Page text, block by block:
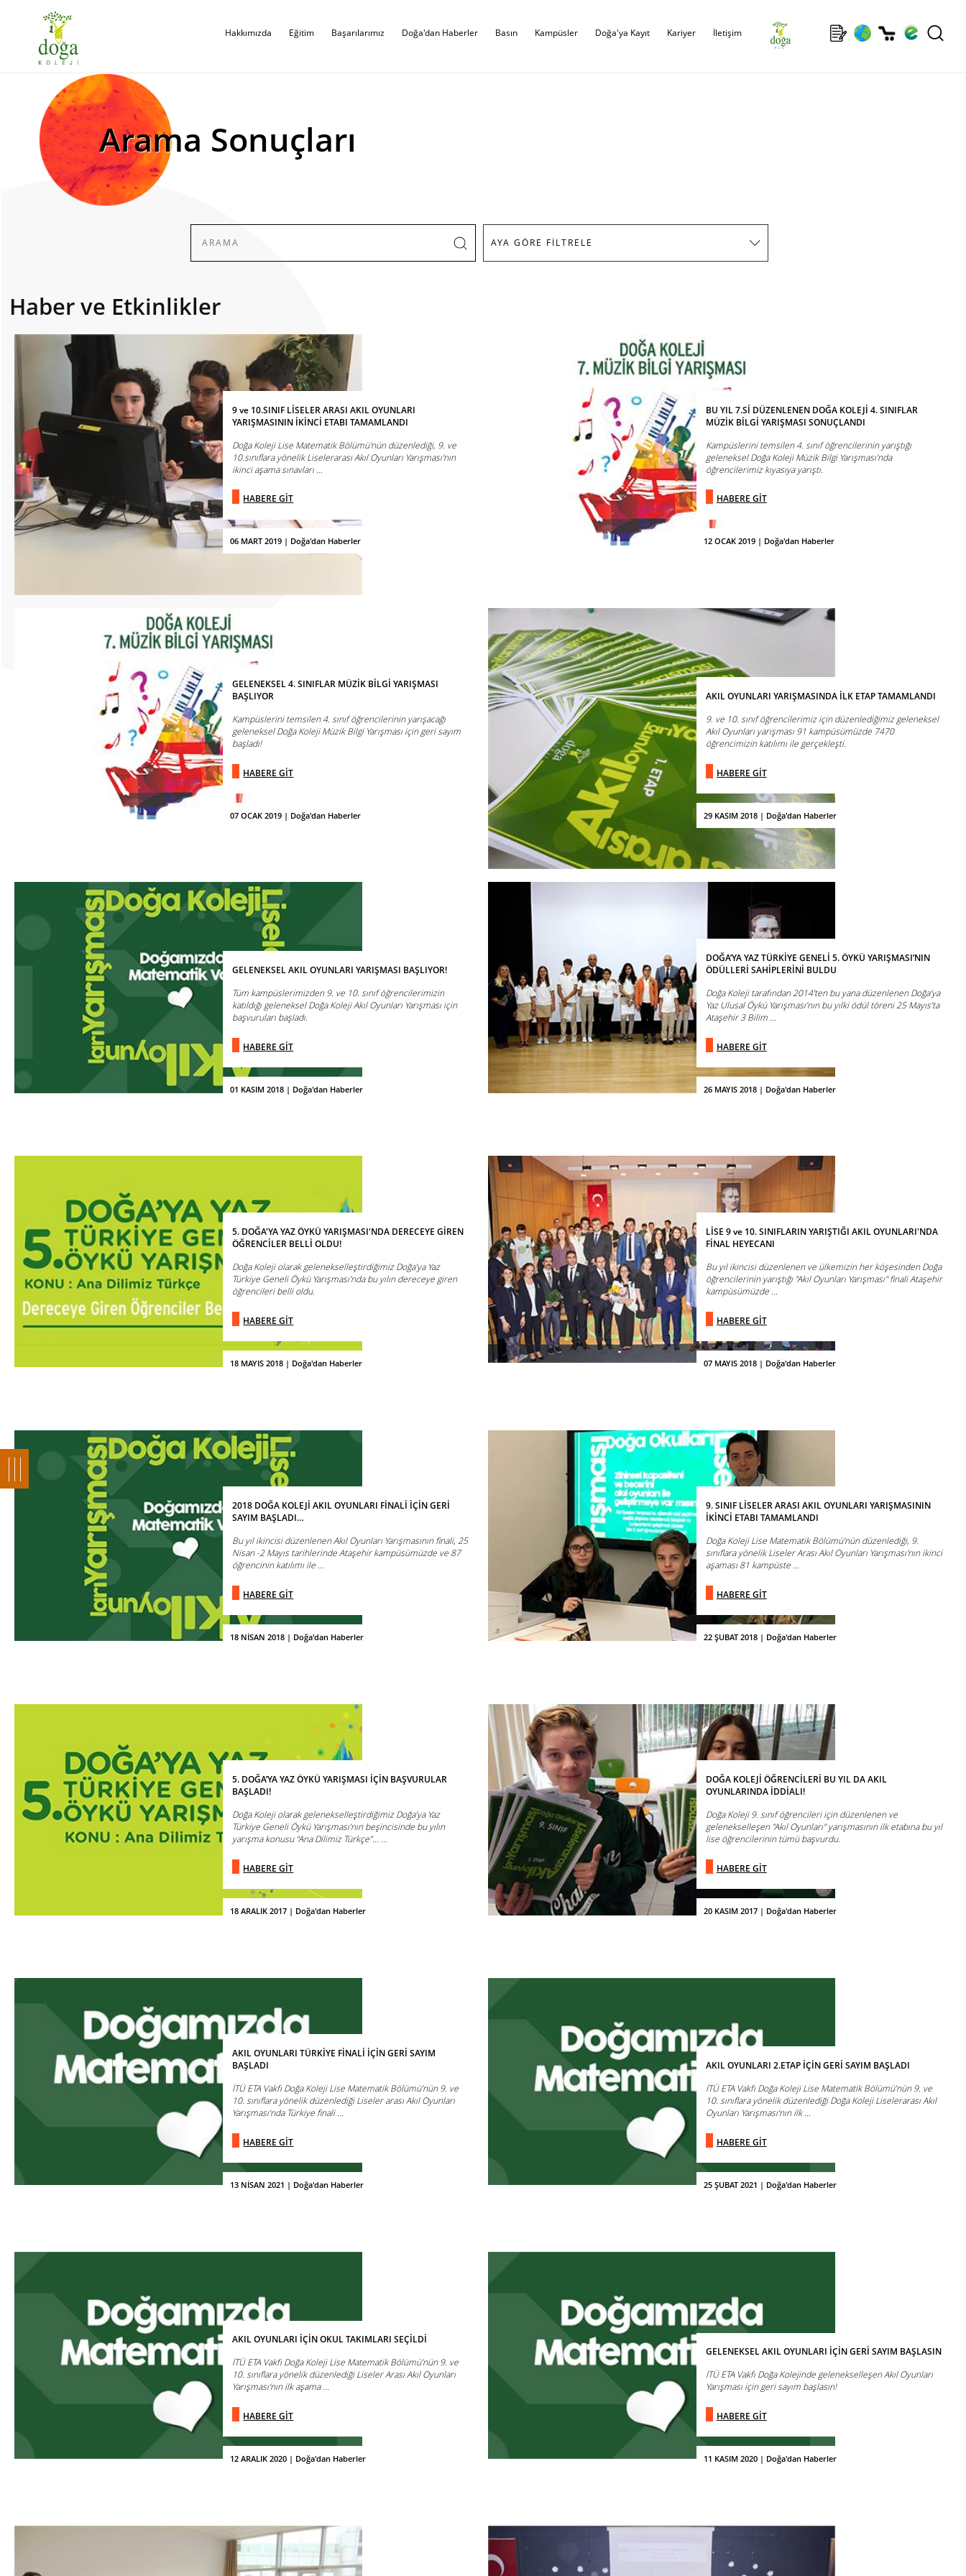
Hakkımızda Eğitim Başarılarımız Doğa'dan Haberler Basın Kampüsler Doğa'ya Kayıt Kariyer İletişim
Arama Sonuçları
Haber ve Etkinlikler
06 MART 2019 | Doğa'dan Haberler
9 ve 10.SINIF LİSELER ARASI AKIL OYUNLARI
YARIŞMASININ İKİNCİ ETABI TAMAMLANDI
Doğa Koleji Lise Matematik Bölümü'nün düzenlediği, 9. ve
10.sınıflara yönelik Liselerarası Akıl Oyunları Yarışması'nın
ikinci aşama sınavları ...
HABERE GİT
12 OCAK 2019 | Doğa'dan Haberler
BU YIL 7.Sİ DÜZENLENEN DOĞA KOLEJİ 4. SINIFLAR
MÜZİK BİLGİ YARIŞMASI SONUÇLANDI
Kampüslerini temsilen 4. sınıf öğrencilerinin yarıştığı
geleneksel Doğa Koleji Müzik Bilgi Yarışması'nda
öğrencilerimiz kıyasıya yarıştı.
HABERE GİT
07 OCAK 2019 | Doğa'dan Haberler
GELENEKSEL 4. SINIFLAR MÜZİK BİLGİ YARIŞMASI
BAŞLIYOR
Kampüslerini temsilen 4. sınıf öğrencilerinin yarışacağı
geleneksel Doğa Koleji Müzik Bilgi Yarışması için geri sayım
başladı!
HABERE GİT
29 KASIM 2018 | Doğa'dan Haberler
AKIL OYUNLARI YARIŞMASINDA İLK ETAP TAMAMLANDI
9. ve 10. sınıf öğrencilerimiz için düzenlediğimiz geleneksel
Akıl Oyunları yarışması 91 kampüsümüzde 7470
öğrencimizin katılımı ile gerçekleşti.
HABERE GİT
01 KASIM 2018 | Doğa'dan Haberler
GELENEKSEL AKIL OYUNLARI YARIŞMASI BAŞLIYOR!
Tüm kampüslerimizden 9. ve 10. sınıf öğrencilerimizin
katıldığı geleneksel Doğa Koleji Akıl Oyunları Yarışması için
başvuruları başladı.
HABERE GİT
26 MAYIS 2018 | Doğa'dan Haberler
DOĞA’YA YAZ TÜRKİYE GENELİ 5. ÖYKÜ YARIŞMASI’NIN
ÖDÜLLERİ SAHİPLERİNİ BULDU
Doğa Koleji tarafından 2014’ten bu yana düzenlenen Doğa’ya
Yaz Ulusal Öykü Yarışması’nın bu yılki ödül töreni 25 Mayıs’ta
Ataşehir 3 Bilim ...
HABERE GİT
18 MAYIS 2018 | Doğa'dan Haberler
5. DOĞA'YA YAZ ÖYKÜ YARIŞMASI'NDA DERECEYE GİREN
ÖĞRENCİLER BELLİ OLDU!
Doğa Koleji olarak gelenekselleştirdiğimiz Doğa’ya Yaz
Türkiye Geneli Öykü Yarışması’nda bu yılın dereceye giren
öğrencileri belli oldu.
HABERE GİT
07 MAYIS 2018 | Doğa'dan Haberler
LİSE 9 ve 10. SINIFLARIN YARIŞTIĞI AKIL OYUNLARI'NDA
FİNAL HEYECANI
Bu yıl ikincisi düzenlenen ve ülkemizin her köşesinden Doğa
öğrencilerinin yarıştığı "Akıl Oyunları Yarışması" finali Ataşehir
kampüsümüzde ...
HABERE GİT
18 NİSAN 2018 | Doğa'dan Haberler
2018 DOĞA KOLEJİ AKIL OYUNLARI FİNALİ İÇİN GERİ
SAYIM BAŞLADI…
Bu yıl ikincisi düzenlenen Akıl Oyunları Yarışmasının finali, 25
Nisan -2 Mayıs tarihlerinde Ataşehir kampüsümüzde ve 87
öğrencinin katılımı ile ...
HABERE GİT
22 ŞUBAT 2018 | Doğa'dan Haberler
9. SINIF LİSELER ARASI AKIL OYUNLARI YARIŞMASININ
İKİNCİ ETABI TAMAMLANDI
Doğa Koleji Lise Matematik Bölümü'nün düzenlediği, 9.
sınıflara yönelik Liseler Arası Akıl Oyunları Yarışması'nın ikinci
aşaması 81 kampüste ...
HABERE GİT
18 ARALIK 2017 | Doğa'dan Haberler
5. DOĞA’YA YAZ ÖYKÜ YARIŞMASI İÇİN BAŞVURULAR
BAŞLADI!
Doğa Koleji olarak gelenekselleştirdiğimiz Doğa’ya Yaz
Türkiye Geneli Öykü Yarışması’nın beşincisinde bu yılın
yarışma konusu “Ana Dilimiz Türkçe”... ...
HABERE GİT
20 KASIM 2017 | Doğa'dan Haberler
DOĞA KOLEJİ ÖĞRENCİLERİ BU YIL DA AKIL
OYUNLARINDA İDDİALI!
Doğa Koleji 9. sınıf öğrencileri için düzenlenen ve
gelenekselleşen "Akıl Oyunları" yarışmasının ilk etabına bu yıl
lise öğrencilerinin tümü başvurdu.
HABERE GİT
13 NİSAN 2021 | Doğa'dan Haberler
AKIL OYUNLARI TÜRKİYE FİNALİ İÇİN GERİ SAYIM
BAŞLADI
İTÜ ETA Vakfı Doğa Koleji Lise Matematik Bölümü’nün 9. ve
10. sınıflara yönelik düzenlediği Liseler arası Akıl Oyunları
Yarışması‘nda Türkiye finali ...
HABERE GİT
25 ŞUBAT 2021 | Doğa'dan Haberler
AKIL OYUNLARI 2.ETAP İÇİN GERİ SAYIM BAŞLADI
İTÜ ETA Vakfı Doğa Koleji Lise Matematik Bölümü’nün 9. ve
10. sınıflara yönelik düzenlediği Doğa Koleji Liselerarası Akıl
Oyunları Yarışması‘nın ilk ...
HABERE GİT
12 ARALIK 2020 | Doğa'dan Haberler
AKIL OYUNLARI İÇİN OKUL TAKIMLARI SEÇİLDİ
İTÜ ETA Vakfı Doğa Koleji Lise Matematik Bölümü’nün 9. ve
10. sınıflara yönelik düzenlediği Liseler Arası Akıl Oyunları
Yarışması‘nın ilk aşama ...
HABERE GİT
11 KASIM 2020 | Doğa'dan Haberler
GELENEKSEL AKIL OYUNLARI İÇİN GERİ SAYIM BAŞLASIN
İTÜ ETA Vakfı Doğa Kolejinde gelenekselleşen Akıl Oyunları
Yarışması için geri sayım başlasın!
HABERE GİT